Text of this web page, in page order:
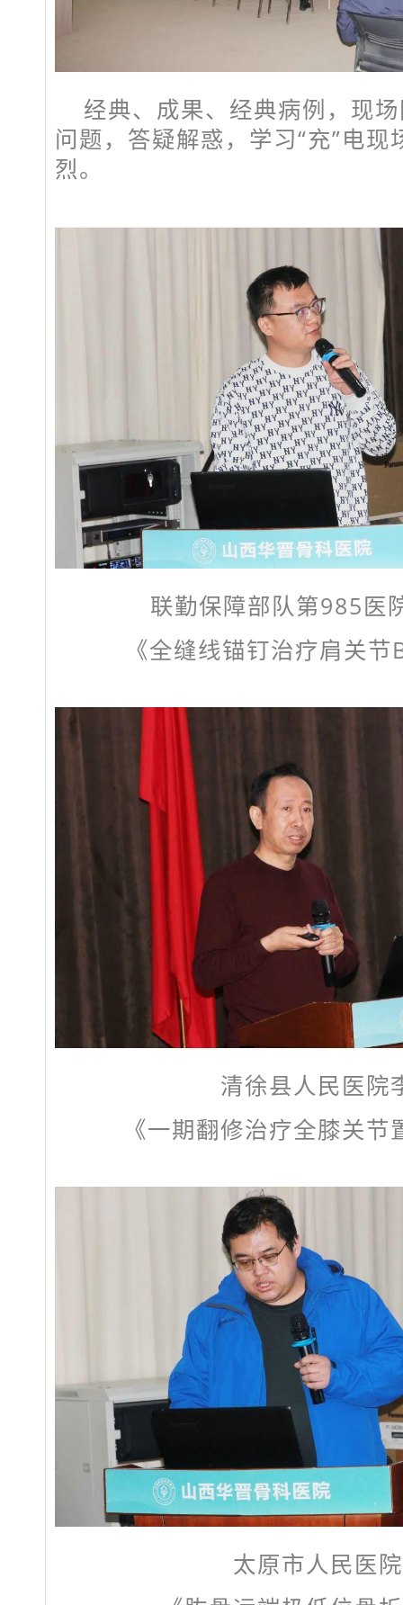
经典、成果、经典病例，现
问题，答疑解惑，学习“充”电
烈。
联勤保障部队第985医
《全缝线锚钉治疗肩关
清徐县人民医院
《一期翻修治疗全膝关
太原市人民医